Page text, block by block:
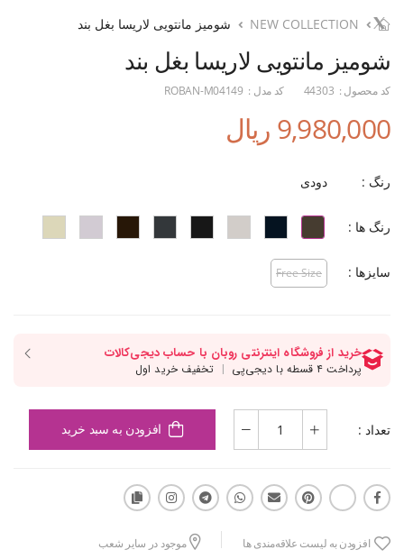
NEW COLLECTION شومیز مانتویی لاریسا بغل بند
شومیز مانتویی لاریسا بغل بند
کد محصول : 44303 کد مدل : ROBAN-M04149
9,980,000 ریال
رنگ : دودی
رنگ ها :
سایزها : Free Size
تعداد : افزودن به سبد خرید
افزودن به لیست علاقه‌مندی ها موجود در سایر شعب